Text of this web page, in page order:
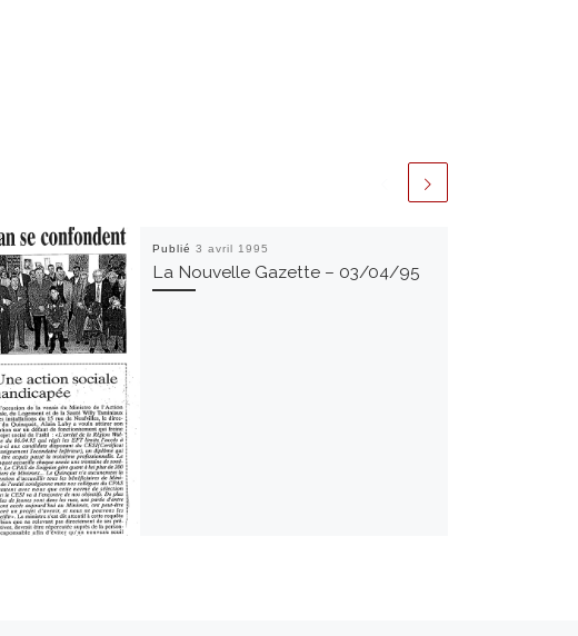
Publié 3 avril 1995
La Nouvelle Gazette – 03/04/95